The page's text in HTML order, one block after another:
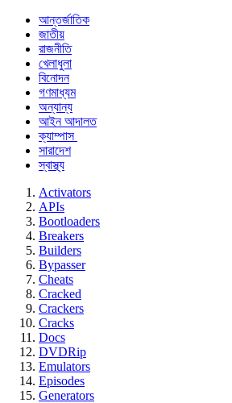
আন্তর্জাতিক
জাতীয়
রাজনীতি
খেলাধুলা
বিনোদন
গণমাধ্যম
অন্যান্য
আইন আদালত
ক্যাম্পাস
সারাদেশ
স্বাস্থ্য
Activators
APIs
Bootloaders
Breakers
Builders
Bypasser
Cheats
Cracked
Crackers
Cracks
Docs
DVDRip
Emulators
Episodes
Generators